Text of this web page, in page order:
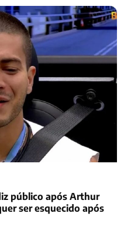
público após Arthur
ser esquecido após